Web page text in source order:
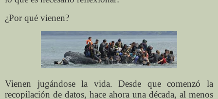
¿Por qué vienen?
Vienen jugándose la vida. Desde que comenzó la
recopilación de datos, hace ahora una década, al menos